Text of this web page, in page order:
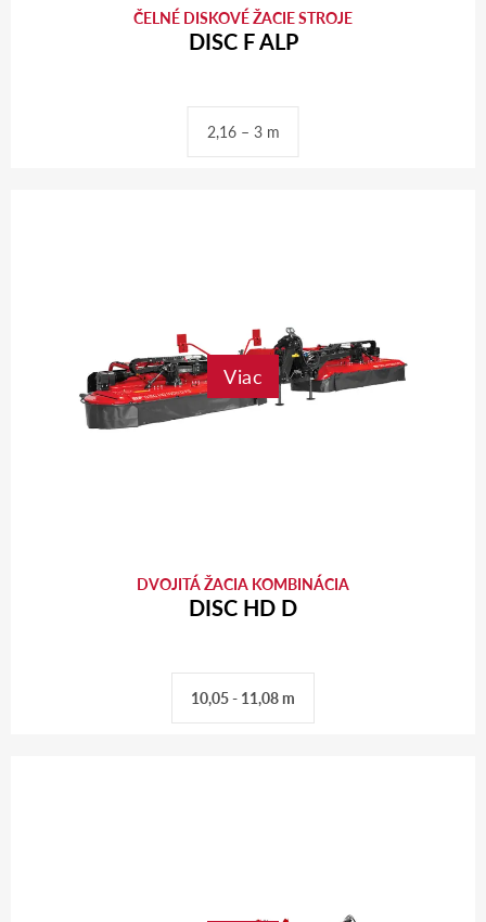
ČELNÉ DISKOVÉ ŽACIE STROJE
DISC F ALP
2,16 – 3 m
Viac
DVOJITÁ ŽACIA KOMBINÁCIA
DISC HD D
10,05 - 11,08 m